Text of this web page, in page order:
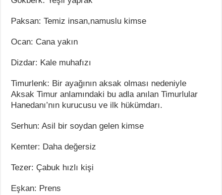
Paksan: Temiz insan,namuslu kimse
Ocan: Cana yakın
Dizdar: Kale muhafızı
Timurlenk: Bir ayağının aksak olması nedeniyle
Aksak Timur anlamındaki bu adla anılan Timurlular
Hanedanı’nın kurucusu ve ilk hükümdarı.
Serhun: Asil bir soydan gelen kimse
Kemter: Daha değersiz
Tezer: Çabuk hızlı kişi
Eşkan: Prens